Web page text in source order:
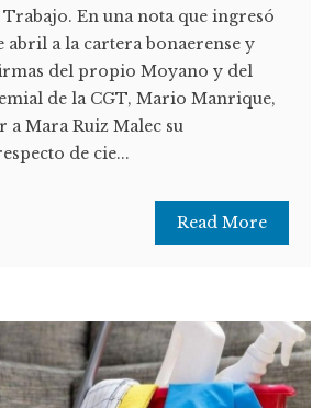
En una nota que ingresó
abril a la cartera bonaerense y
del propio Moyano y del
de la CGT, Mario Manrique,
a Mara Ruiz Malec su
de cie...
Read More